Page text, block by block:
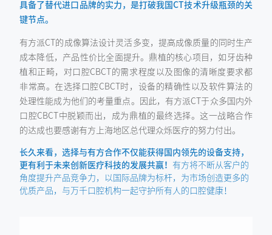
具备了替代进口品牌的实力，是打破我国CT技术升级瓶颈的关
键节点。
有方派CT的成像算法设计灵活多变，提高成像质量的同时生产
成本降低，产品性价比全面提升。鼎植的核心项目，如牙齿种
植和正畸，对口腔CBCT的需求程度以及图像的清晰度要求都
非常高。在选择口腔CBCT时，设备的精确性以及软件算法的
处理性能成为他们的考量重点。因此，有方派CT于众多国内外
口腔CBCT中脱颖而出，成为鼎植的最终选择。这一战略合作
的达成也要感谢有方上海地区总代理众烁医疗的努力付出。
长久来看，选择与有方合作不仅能获得国内领先的设备支持，
更有利于未来创新医疗科技的发展共赢！ 有方将不断从客户的
角度提升产品竞争力，以国际品牌为标杆，为市场创造更多的
优质产品，与万千口腔机构一起守护所有人的口腔健康！